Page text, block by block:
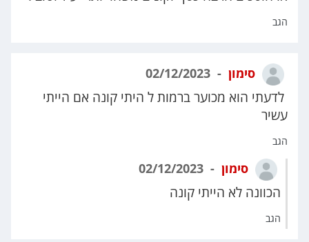
הגב
סימון
לדעתי הוא מכוער ברמות ל היתי קונה אם הייתי
עשיר
הגב
סימון
הכוונה לא הייתי קונה
הגב